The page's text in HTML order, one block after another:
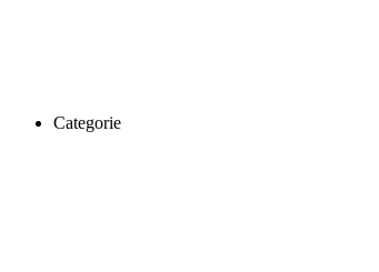
Categorie